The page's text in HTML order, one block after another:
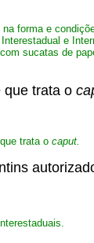
forma e
e
sucatas de
que trata o
trata o caput.